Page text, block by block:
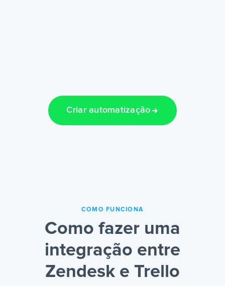
Criar automatização
COMO FUNCIONA
Como fazer uma
integração entre
Zendesk e Trello